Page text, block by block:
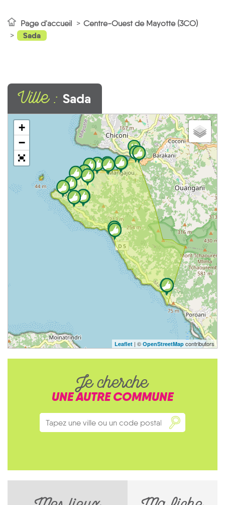
Page d'accueil Centre-Ouest de Mayotte (3CO)
Sada
Ville : Sada
16
+
−
Leaflet | © OpenStreetMap contributors
Je cherche
UNE AUTRE COMMUNE